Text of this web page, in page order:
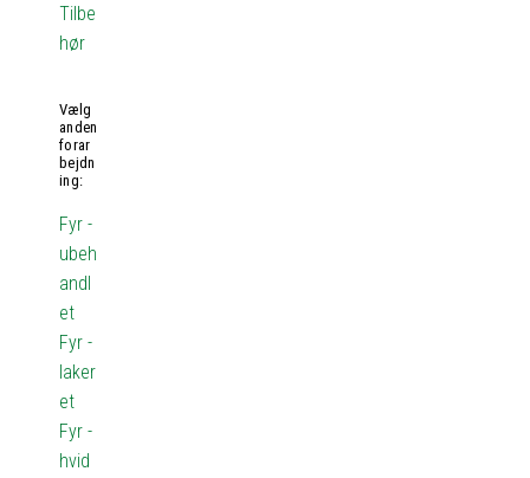
Tilbe
hør
Vælg
anden
forar
bejdn
ing:
Fyr -
ubeh
andl
et
Fyr -
laker
et
Fyr -
hvid